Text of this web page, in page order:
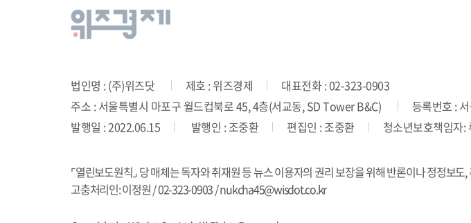
법인명 : (주)위즈닷 제호 : 위즈경제
대표전화 : 02-323-0903
주소 : 서울특별시 마포구 월드컵북로 45, 4층(서교동, SD Tower B&C)
등록번호 :
발행일 : 2022.06.15
발행인 : 조중환 편집인 : 조중환 청소년보호책임자:
⌜열린보도원칙⌟ 당 매체는 독자와 취재원 등 뉴스 이용자의 권리 보장을 위해 반론이나 정정보
고충처리인: 이정원 / 02-323-0903 / nukcha45@wisdot.co.kr